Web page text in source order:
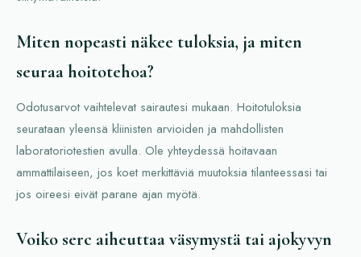
Miten nopeasti näkee tuloksia, ja miten
seuraa hoitotehoa?
Odotusarvot vaihtelevat sairautesi mukaan. Hoitotuloksia
seurataan yleensä kliinisten arvioiden ja mahdollisten
laboratoriotestien avulla. Ole yhteydessä hoitavaan
ammattilaiseen, jos koet merkittäviä muutoksia tilanteessasi tai
jos oireesi eivät parane ajan myötä.
Voiko serc aiheuttaa väsymystä tai ajokyvyn